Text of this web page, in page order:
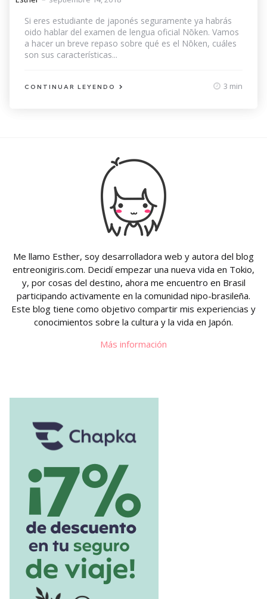
Si eres estudiante de japonés seguramente ya habrás
oido hablar del examen de lengua oficial Nōken. Vamos
a hacer un breve repaso sobre qué es el Nōken, cuáles
son sus características...
CONTINUAR LEYENDO 3 min
Me llamo Esther, soy desarrolladora web y autora del blog
entreonigiris.com. Decidí empezar una nueva vida en Tokio,
y, por cosas del destino, ahora me encuentro en Brasil
participando activamente en la comunidad nipo-brasileña.
Este blog tiene como objetivo compartir mis experiencias y
conocimientos sobre la cultura y la vida en Japón.
Más información